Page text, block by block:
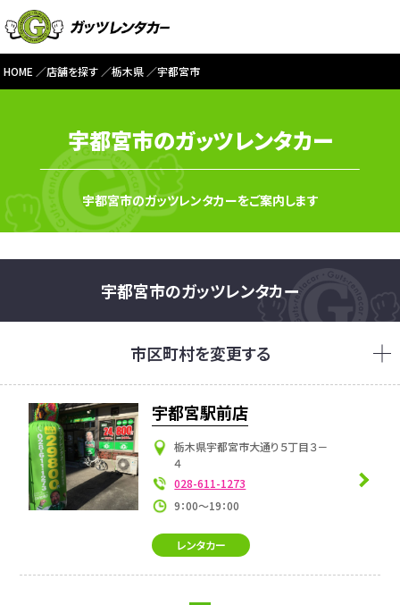
HOME 店舗を探す 栃木県 宇都宮市
宇都宮市のガッツレンタカー
宇都宮市のガッツレンタカーをご案内します
宇都宮市のガッツレンタカー
市区町村を変更する
宇都宮駅前店
栃木県宇都宮市大通り５丁目３－
４
028-611-1273
9：00～19：00
レンタカー